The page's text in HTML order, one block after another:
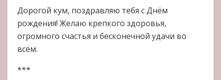
Дорогой кум, поздравляю тебя с Днём
рождения! Желаю крепкого здоровья,
огромного счастья и бесконечной удачи во
всём.
***